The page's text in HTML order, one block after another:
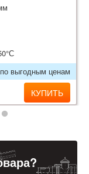
выгодным ценам
КУПИТЬ